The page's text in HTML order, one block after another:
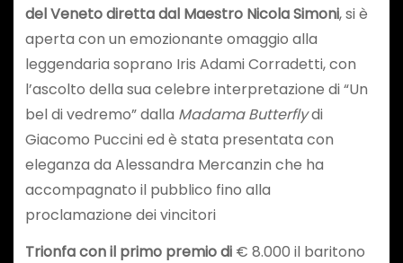
del Veneto diretta dal Maestro Nicola Simoni, si è
aperta con un emozionante omaggio alla
leggendaria soprano Iris Adami Corradetti, con
l’ascolto della sua celebre interpretazione di “Un
bel di vedremo” dalla Madama Butterflydi
Giacomo Puccini ed è stata presentata con
eleganza da Alessandra Mercanzin che ha
accompagnato il pubblico fino alla
proclamazione dei vincitori
Trionfa con il primo premio di € 8.000 il baritono